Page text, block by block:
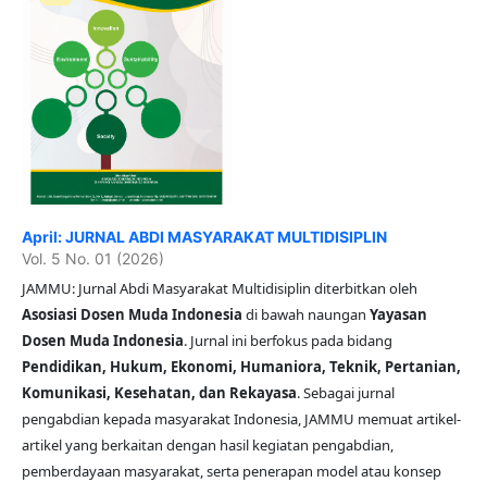
April: JURNAL ABDI MASYARAKAT MULTIDISIPLIN
Vol. 5 No. 01 (2026)
JAMMU: Jurnal Abdi Masyarakat Multidisiplin diterbitkan oleh
Asosiasi Dosen Muda Indonesia di bawah naungan Yayasan
Dosen Muda Indonesia. Jurnal ini berfokus pada bidang
Pendidikan, Hukum, Ekonomi, Humaniora, Teknik, Pertanian,
Komunikasi, Kesehatan, dan Rekayasa. Sebagai jurnal
pengabdian kepada masyarakat Indonesia, JAMMU memuat artikel-
artikel yang berkaitan dengan hasil kegiatan pengabdian,
pemberdayaan masyarakat, serta penerapan model atau konsep